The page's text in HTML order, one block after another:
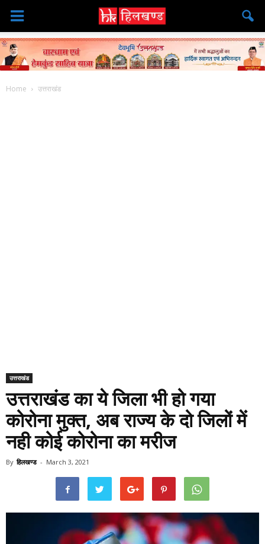
Home उत्तराखंड
उत्तराखंड
उत्तराखंड का ये जिला भी हो गया
कोरोना मुक्त, अब राज्य के दो जिलों में
नही कोई कोरोना का मरीज
By हिलखण्ड - March 3, 2021